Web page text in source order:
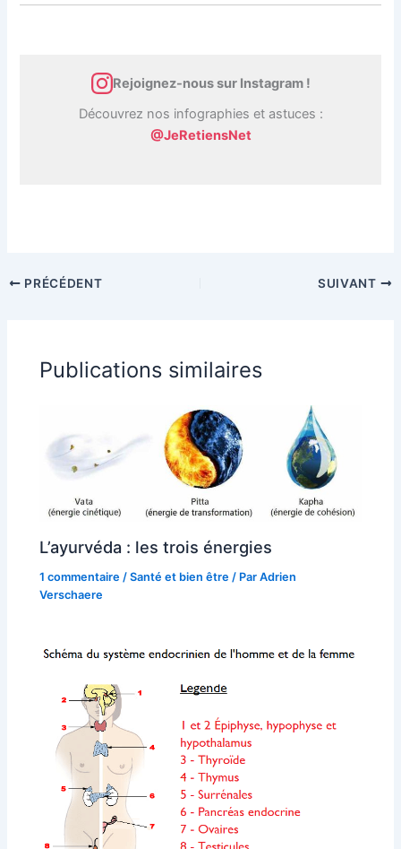
Rejoignez-nous sur Instagram !
Découvrez nos infographies et astuces :
@JeRetiensNet
PRÉCÉDENT SUIVANT
Publications similaires
L’ayurvéda : les trois énergies
1 commentaire /Santé et bien être / ParAdrien
Verschaere